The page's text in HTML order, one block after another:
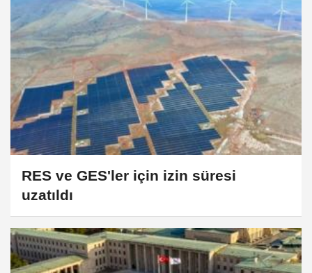
RES ve GES'ler için izin süresi
uzatıldı